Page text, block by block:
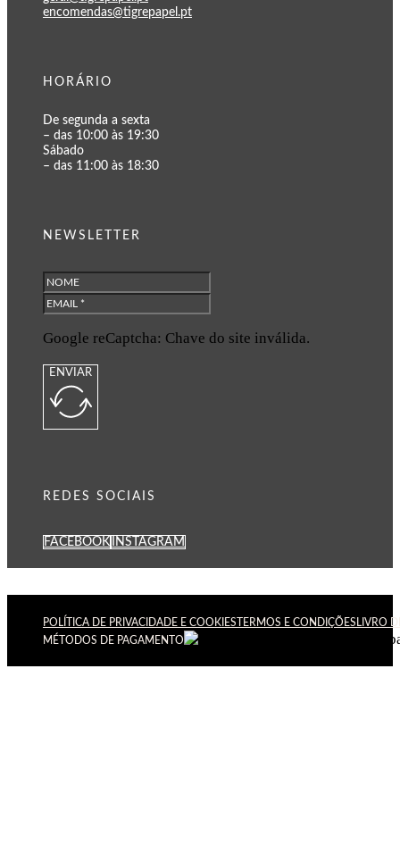
encomendas@tigrepapel.pt
HORÁRIO
De segunda a sexta
– das 10:00 às 19:30
Sábado
– das 11:00 às 18:30
NEWSLETTER
Google reCaptcha: Chave do site inválida.
ENVIAR
REDES SOCIAIS
FACEBOOK INSTAGRAM
POLÍTICA DE PRIVACIDADE E COOKIES TERMOS E CONDIÇÕES LIVRO
MÉTODOS DE PAGAMENTO